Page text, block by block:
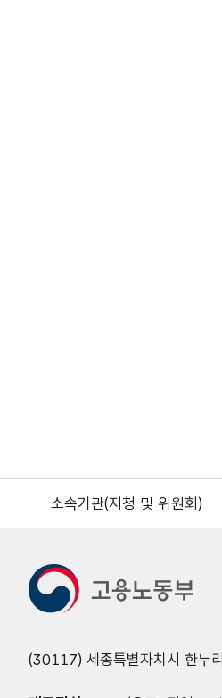
소속기관(지청 및 위원회)
(30117) 세종특별자치시 한누